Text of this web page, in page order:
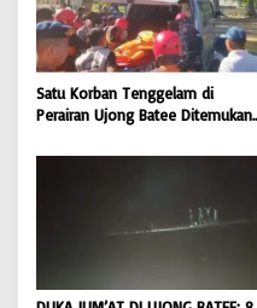
Satu Korban Tenggelam di
Perairan Ujong Batee Ditemukan,
Pencarian Satu Korban Lain |